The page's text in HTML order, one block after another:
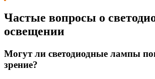
Частые вопросы о
освещении
Могут ли светодиодные лампы
зрение?